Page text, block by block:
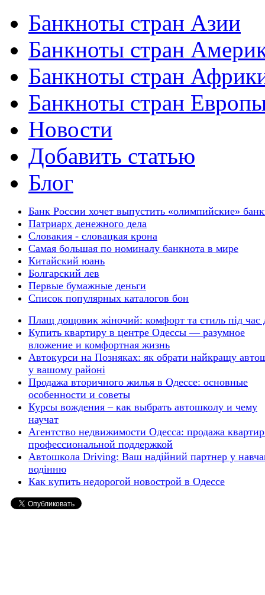
Банкноты стран Азии
Банкноты стран
Банкноты стран
Банкноты стран
Новости
Добавить статью
Блог
Банк России хочет выпустить «олимпийские»
Патриарх денежного дела
Словакия - словацкая крона
Самая большая по номиналу банкнота в мире
Китайский юань
Болгарский лев
Первые бумажные деньги
Список популярных каталогов бон
Плащ дощовик жіночий: комфорт та стиль під час
Купить квартиру в центре Одессы — разумное
вложение и комфортная жизнь
Автокурси на Позняках: як обрати найкращу
у вашому районі
Продажа вторичного жилья в Одессе: основные
особенности и советы
Курсы вождения – как выбрать автошколу и чему
научат
Агентство недвижимости Одесса: продажа
профессиональной поддержкой
Автошкола Driving: Ваш надійний партнер у
водінню
Как купить недорогой новострой в Одессе